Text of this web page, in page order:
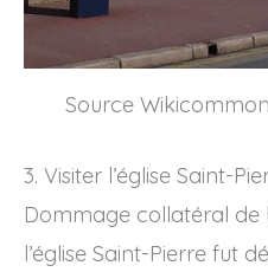
Source
3. Visiter l’église Saint-
Dommage collatéral de
l’église Saint-Pierre fut